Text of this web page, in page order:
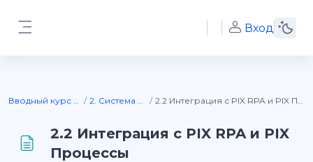
Вход
Вводный курс PIX BI 2. Система PIX BI 2.2 Интеграция с PIX RPA и PIX Процессы
2.2 Интеграция с PIX RPA и PIX
Процессы